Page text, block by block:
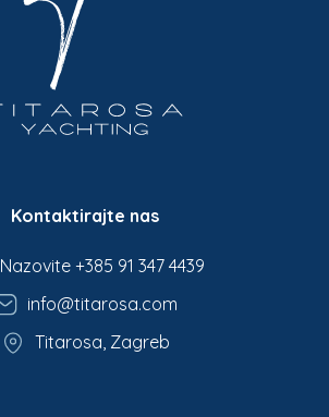
Kontaktirajte nas
Nazovite +385 91 347 4439
info@titarosa.com
Titarosa, Zagreb